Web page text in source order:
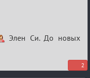
Элен Си. До новых
2